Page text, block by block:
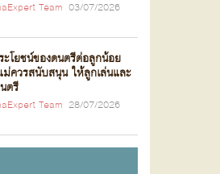
Team 03/07/2026
โยชน์ของดนตรีต่อลูกน้อย
ควรสนับสนุน ให้ลูกเล่นและ
ตรี
Team 28/07/2026